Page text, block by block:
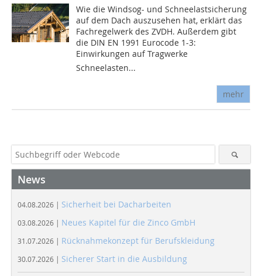
Wie die Windsog- und Schneelastsicherung
auf dem Dach auszusehen hat, erklärt das
Fachregelwerk des ZVDH. Außerdem gibt
die DIN EN 1991 Eurocode 1-3:
Einwirkungen auf Tragwerke 
Schneelasten...
mehr
News
04.08.2026 | Sicherheit bei Dacharbeiten
03.08.2026 | Neues Kapitel für die Zinco GmbH
31.07.2026 | Rücknahmekonzept für Berufskleidung
30.07.2026 | Sicherer Start in die Ausbildung